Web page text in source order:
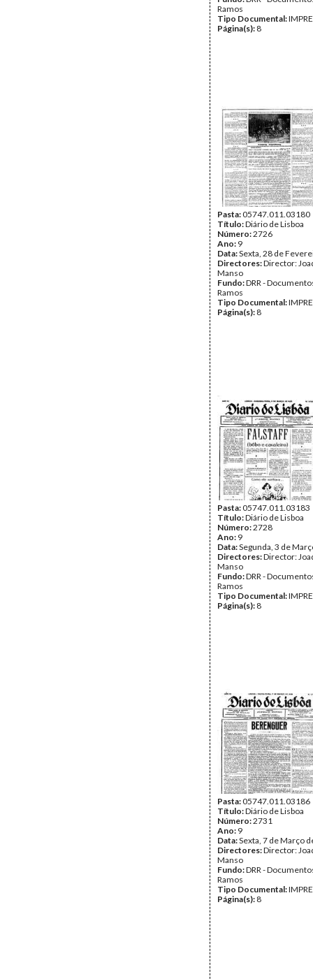
Ramos
Tipo Documental:
Página(s): 8
Pasta:05747.011.03180
Título:Diário de Lisboa
Número:2726
Ano: 9
Data:Sexta, 28 de
Directores:Director:
Manso
Fundo:DRR -
Ramos
Tipo Documental:
Página(s): 8
Pasta:05747.011.03183
Título:Diário de Lisboa
Número:2728
Ano: 9
Data:Segunda, 3 de
Directores:Director:
Manso
Fundo:DRR -
Ramos
Tipo Documental:
Página(s): 8
Pasta:05747.011.03186
Título:Diário de Lisboa
Número:2731
Ano: 9
Data:Sexta, 7 de Março
Directores:Director:
Manso
Fundo:DRR -
Ramos
Tipo Documental:
Página(s): 8